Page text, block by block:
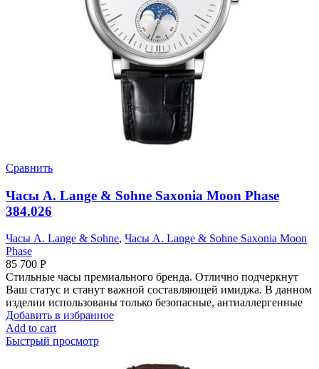
Сравнить
Часы A. Lange & Sohne Saxonia Moon Phase
384.026
Часы A. Lange & Sohne, Часы A. Lange & Sohne Saxonia Moon
Phase
85 700 Р
Стильные часы премиального бренда. Отлично подчеркнут
Ваш статус и станут важной составляющей имиджа. В данном
изделии использованы только безопасные, антиаллергенные
Добавить в избранное
Add to cart
Быстрый просмотр